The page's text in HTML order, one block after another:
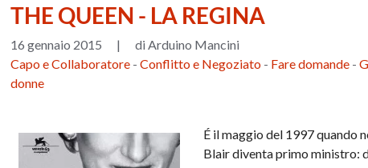
THE QUEEN - LA REGINA
16 gennaio 2015 |
di Arduino Mancini
Capo e Collaboratore -Conflitto e Negoziato - Fare domande -
donne
É il maggio del 1997 quando
Blair diventa primo ministro: